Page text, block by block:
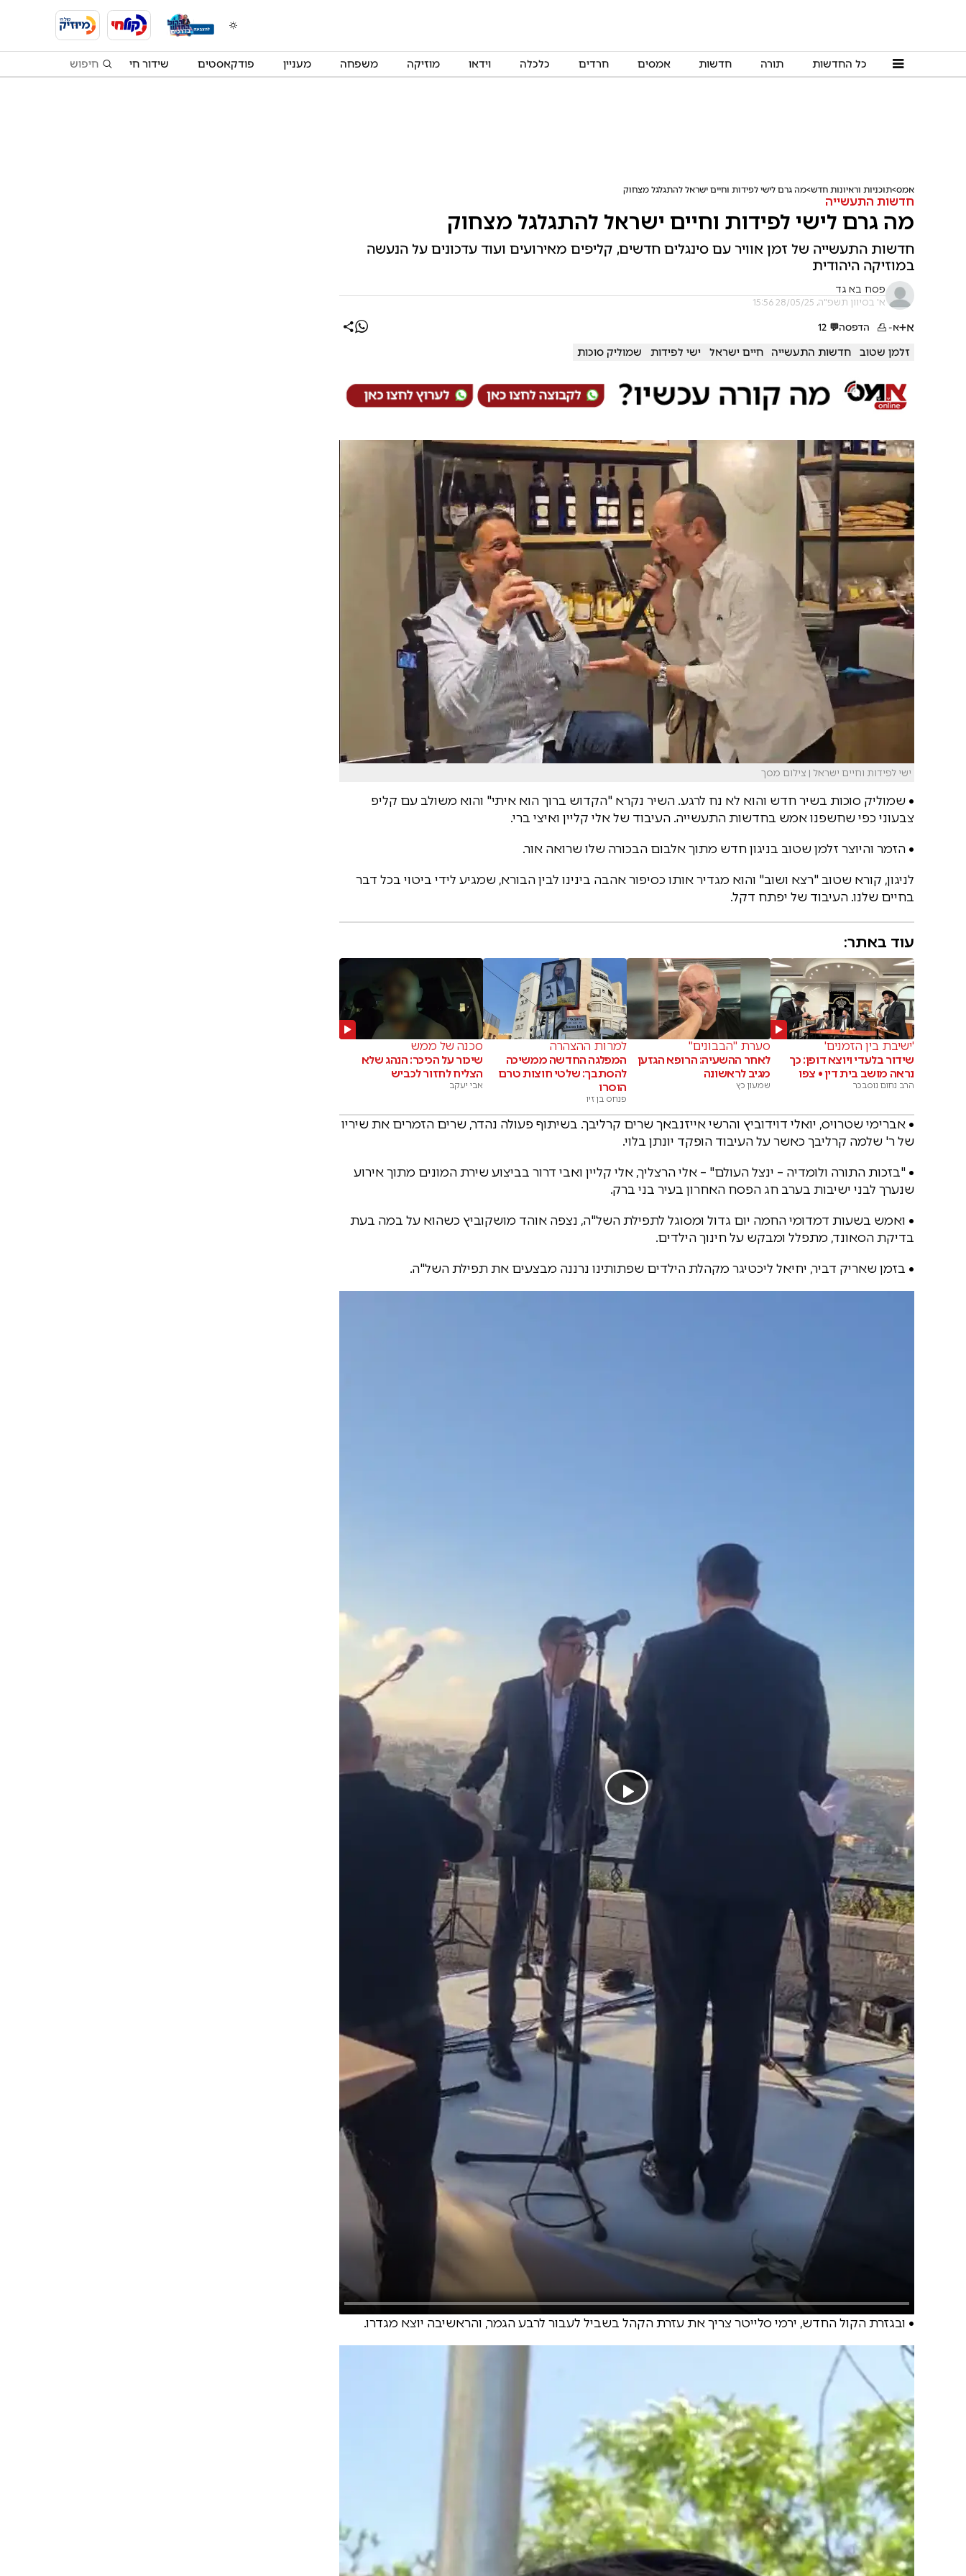
כל החדשות תורה חדשות אמסים חרדים כלכלה וידאו מוזיקה משפחה מעניין פודקאסטים שידור חי
אמס תוכניות וראיונות חדש מה גרם לישי לפידות וחיים ישראל להתגלגל מצחוק
חדשות התעשייה
מה גרם לישי לפידות וחיים ישראל להתגלגל מצחוק
חדשות התעשייה של זמן אוויר עם סינגלים חדשים, קליפים מאירועים ועוד עדכונים על הנעשה
במוזיקה היהודית
פסח בא גד
א' בסיוון תשפ"ה, 28/05/25 15:56
א+א- הדפסה💬
12
זלמן שטוב חדשות התעשייה חיים ישראל ישי לפידות שמוליק סוכות
ישי לפידות וחיים ישראל | צילום מסך
• שמוליק סוכות בשיר חדש והוא לא נח לרגע. השיר נקרא "הקדוש ברוך הוא איתי" והוא משולב עם קליפ
צבעוני כפי שחשפנו אמש בחדשות התעשייה. העיבוד של אלי קליין ואיצי ברי.
• הזמר והיוצר זלמן שטוב בניגון חדש מתוך אלבום הבכורה שלו שרואה אור.
לניגון, קורא שטוב "רצא ושוב" והוא מגדיר אותו כסיפור אהבה בינינו לבין הבורא, שמגיע לידי ביטוי בכל דבר
בחיים שלנו. העיבוד של יפתח דקל.
עוד באתר:
'ישיבת בין הזמנים'
שידור בלעדי ויוצא דופן: כך
נראה מושב בית דין • צפו
הרב נחום נוסבכר
סערת "הבבונים"
לאחר ההשעיה: הרופא הגזען
מגיב לראשונה
שמעון כץ
למרות ההצהרה
המפלגה החדשה ממשיכה
להסתבך: שלטי חוצות טרם
הוסרו
פנחס בן זיו
סכנה של ממש
שיכור על הכיכר: הנהג שלא
הצליח לחזור לכביש
אבי יעקב
• אברימי שטרויס, יואלי דוידוביץ והרשי אייזנבאך שרים קרליבך. בשיתוף פעולה נהדר, שרים הזמרים את שיריו
של ר' שלמה קרליבך כאשר על העיבוד הופקד יונתן בלוי.
• "בזכות התורה ולומדיה – ינצל העולם" – אלי הרצליך, אלי קליין ואבי דרור בביצוע שירת המונים מתוך אירוע
שנערך לבני ישיבות בערב חג הפסח האחרון בעיר בני ברק.
• ואמש בשעות דמדומי החמה יום גדול ומסוגל לתפילת השל"ה, נצפה אוהד מושקוביץ כשהוא על במה בעת
בדיקת הסאונד, מתפלל ומבקש על חינוך הילדים.
• בזמן שאריק דביר, יחיאל ליכטיגר מקהלת הילדים שפתותינו נרננה מבצעים את תפילת השל"ה.
• ובגזרת הקול החדש, ירמי סלייטר צריך את עזרת הקהל בשביל לעבור לרבע הגמר, והראשיבה יוצא מגדרו.